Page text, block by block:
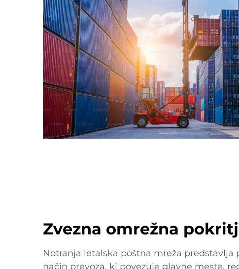
Zvezna omrežna
Notranja letalska poštna mreža predstavlja
način prevoza, ki povezuje glavne meste,